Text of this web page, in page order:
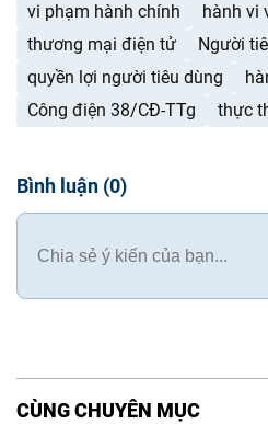
vi phạm hành chính
hành vi
thương mại điện tử
Người
quyền lợi người tiêu dùng
Công điện 38/CĐ-TTg
thực
Bình luận (0)
CÙNG CHUYÊN MỤC